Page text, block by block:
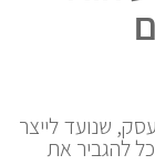
שנועד לייצר
להגביר את